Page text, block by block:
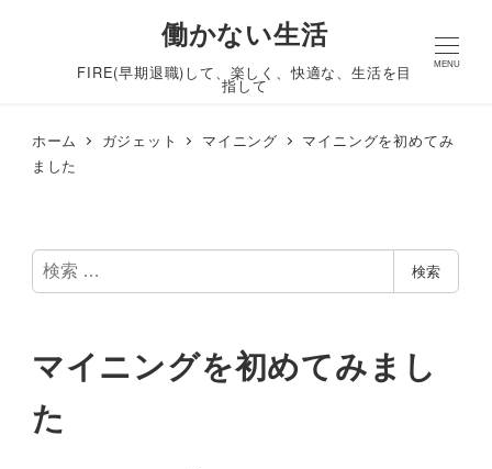
働かない生活
FIRE(早期退職)して、楽しく、快適な、生活を目
指して
MENU
ホーム ガジェット マイニング
マイニングを初めてみ
ました
検
索
検索
マイニングを初めてみまし
た